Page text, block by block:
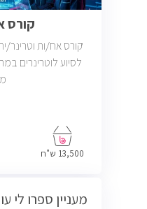
קורס
קורס אח/ות וטרינר/
לסיוע לוטרינרים
13,500 ש"ח
מעניין ספרו לי